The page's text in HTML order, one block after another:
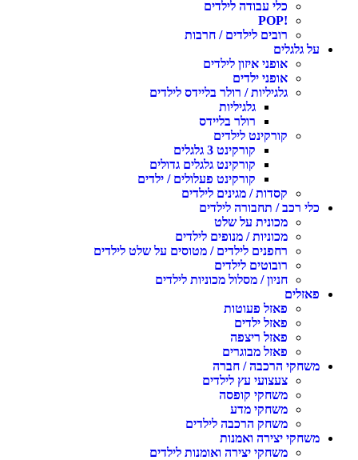
כלי עבודה לילדים
!POP
רובים לילדים / חרבות
על גלגלים
אופני איזון לילדים
אופני ילדים
גלגיליות / רולר בליידס לילדים
גלגיליות
רולר בליידס
קורקינט לילדים
קורקינט 3 גלגלים
קורקינט גלגלים גדולים
קורקינט פעלולים / ילדים
קסדות / מגינים לילדים
כלי רכב / תחבורה לילדים
מכונית על שלט
מכוניות / מנופים לילדים
רחפנים לילדים / מטוסים על שלט לילדים
רובוטים לילדים
חניון / מסלול מכוניות לילדים
פאזלים
פאזל פעוטות
פאזל ילדים
פאזל ריצפה
פאזל מבוגרים
משחקי הרכבה / חברה
צעצועי עץ לילדים
משחקי קופסה
משחקי מדע
משחק הרכבה לילדים
משחקי יצירה ואמנות
משחקי יצירה ואומנות לילדים